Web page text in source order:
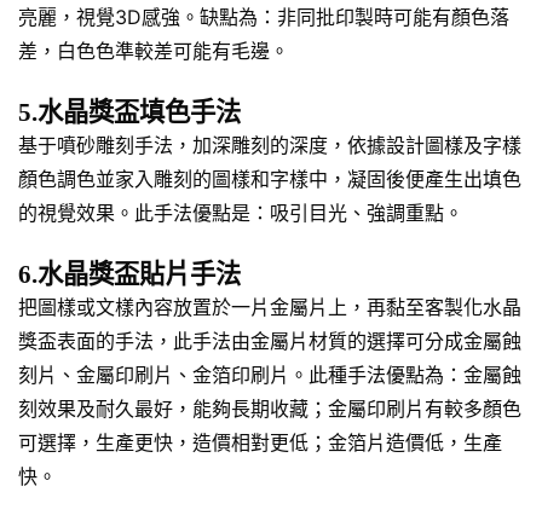
亮麗，視覺3D感強。缺點為：非同批印製時可能有顏色落
差，白色色準較差可能有毛邊。
5.水晶獎盃填色手法
基于噴砂雕刻手法，加深雕刻的深度，依據設計圖樣及字樣
顏色調色並家入雕刻的圖樣和字樣中，凝固後便產生出填色
的視覺效果。此手法優點是：吸引目光、強調重點。
6.水晶獎盃貼片手法
把圖樣或文樣內容放置於一片金屬片上，再黏至客製化水晶
獎盃表面的手法，此手法由金屬片材質的選擇可分成金屬蝕
刻片、金屬印刷片、金箔印刷片。此種手法優點為：金屬蝕
刻效果及耐久最好，能夠長期收藏；金屬印刷片有較多顏色
可選擇，生產更快，造價相對更低；金箔片造價低，生產
快。